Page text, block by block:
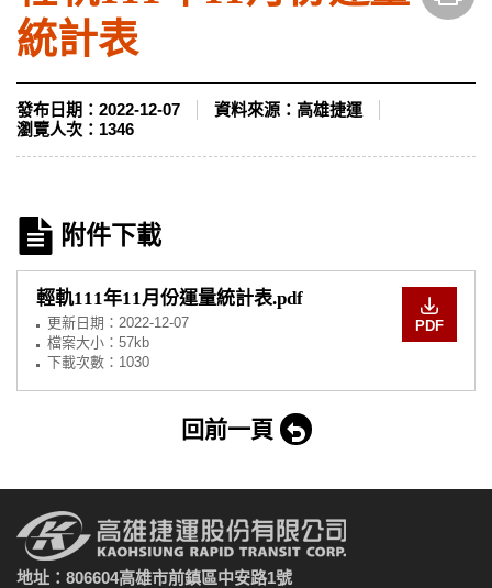
統計表
發布日期： 2022-12-07 資料來源： 高雄捷運
瀏覽人次： 1346
附件下載
輕軌111年11月份運量統計表.pdf
更新日期： 2022-12-07
檔案大小：57kb
下載次數：1030
PDF
回前一頁
地址：806604高雄市前鎮區中安路1號